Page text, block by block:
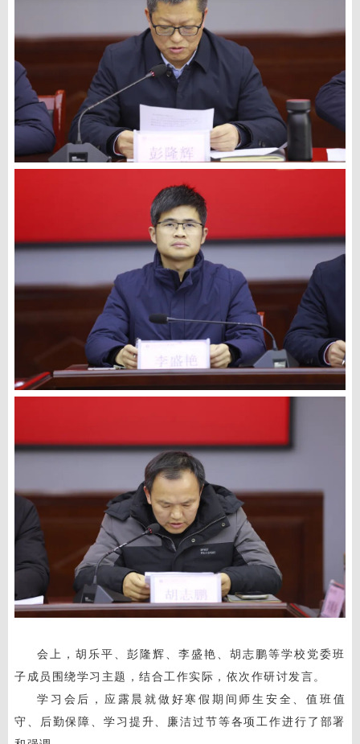
会上，胡乐平、彭隆辉、李盛艳、胡志鹏等学校党委班
子成员围绕学习主题，结合工作实际，依次作研讨发言。
学习会后，应露晨就做好寒假期间师生安全、值班值
守、后勤保障、学习提升、廉洁过节等各项工作进行了部署